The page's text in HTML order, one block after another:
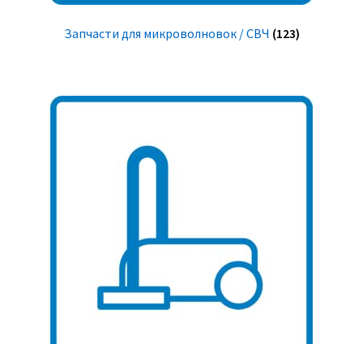
Запчасти для микроволновок / СВЧ (123)